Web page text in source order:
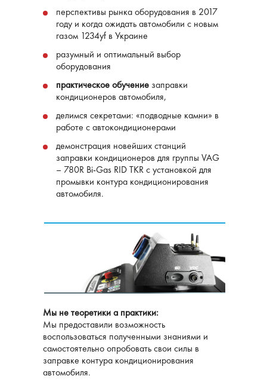
перспективы рынка оборудования в 2017
году и когда ожидать автомобили с новым
газом 1234yf в Украине
разумный и оптимальный выбор
оборудования
практическое обучение заправки
кондиционеров автомобиля,
делимся секретами: «подводные камни» в
работе с автокондиционерами
демонстрация новейших станций
заправки кондиционеров для группы VAG
– 780R Bi-Gas RID TKR с установкой для
промывки контура кондиционирования
автомобиля.
Мы не теоретики а практики:
Мы предоставили возможность
воспользоваться полученными знаниями и
самостоятельно опробовать свои силы в
заправке контура кондиционирования
автомобиля.